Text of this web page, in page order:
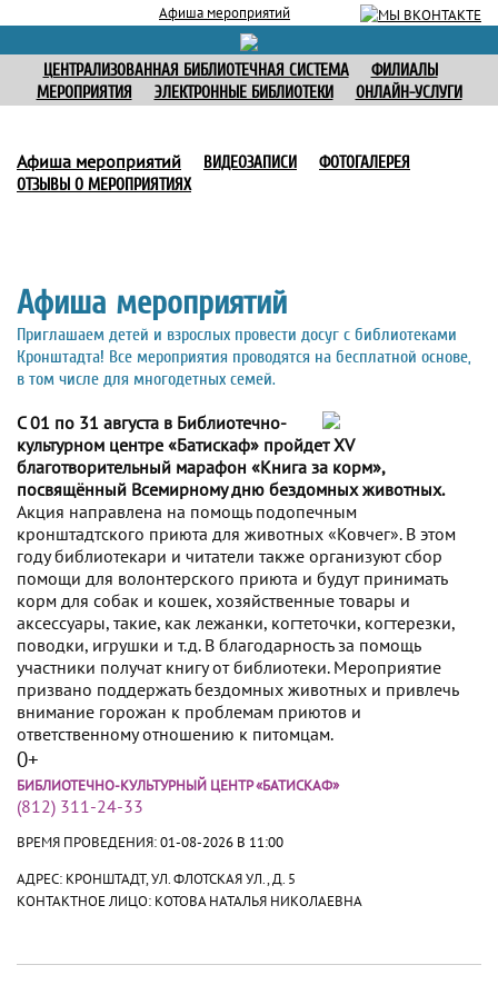
Афиша мероприятий
ЦЕНТРАЛИЗОВАННАЯ БИБЛИОТЕЧНАЯ СИСТЕМА
ФИЛИАЛЫ
МЕРОПРИЯТИЯ
ЭЛЕКТРОННЫЕ БИБЛИОТЕКИ ОНЛАЙН-УСЛУГИ
Афиша мероприятий ВИДЕОЗАПИСИ
ФОТОГАЛЕРЕЯ
ОТЗЫВЫ О МЕРОПРИЯТИЯХ
Афиша мероприятий
Приглашаем детей и взрослых провести досуг с библиотеками
Кронштадта! Все мероприятия проводятся на бесплатной основе,
в том числе для многодетных семей.
С 01 по 31 августа в Библиотечно-
культурном центре «Батискаф» пройдет XV
благотворительный марафон «Книга за корм»,
посвящённый Всемирному дню бездомных животных.
Акция направлена на помощь подопечным
кронштадтского приюта для животных «Ковчег». В этом
году библиотекари и читатели также организуют сбор
помощи для волонтерского приюта и будут принимать
корм для собак и кошек, хозяйственные товары и
аксессуары, такие, как лежанки, когтеточки, когтерезки,
поводки, игрушки и т.д. В благодарность за помощь
участники получат книгу от библиотеки. Мероприятие
призвано поддержать бездомных животных и привлечь
внимание горожан к проблемам приютов и
ответственному отношению к питомцам.
0+
БИБЛИОТЕЧНО-КУЛЬТУРНЫЙ ЦЕНТР «БАТИСКАФ»
(812) 311-24-33
ВРЕМЯ ПРОВЕДЕНИЯ:01-08-2026 В 11:00
АДРЕС: КРОНШТАДТ, УЛ. ФЛОТСКАЯ УЛ., Д. 5
КОНТАКТНОЕ ЛИЦО: КОТОВА НАТАЛЬЯ НИКОЛАЕВНА